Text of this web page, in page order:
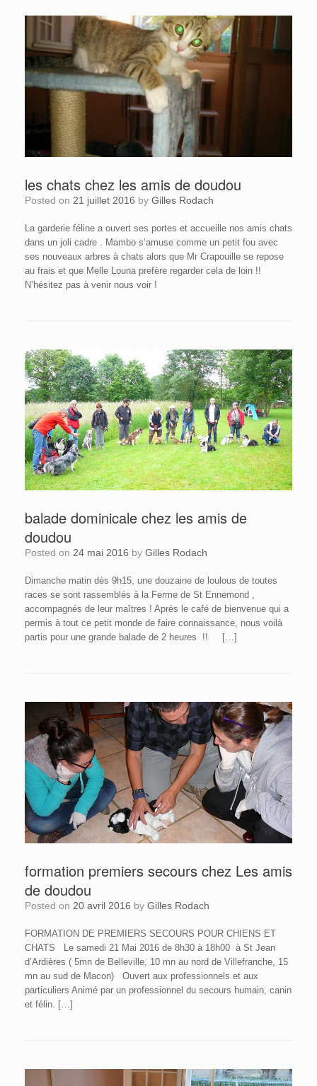
les chats chez les amis de doudou
Posted on 21 juillet 2016 by Gilles Rodach
La garderie féline a ouvert ses portes et accueille nos amis chats
dans un joli cadre . Mambo s’amuse comme un petit fou avec
ses nouveaux arbres à chats alors que Mr Crapouille se repose
au frais et que Melle Louna prefère regarder cela de loin !!
N’hésitez pas à venir nous voir !
balade dominicale chez les amis de
doudou
Posted on 24 mai 2016 by Gilles Rodach
Dimanche matin dès 9h15, une douzaine de loulous de toutes
races se sont rassemblés à la Ferme de St Ennemond ,
accompagnés de leur maîtres ! Après le café de bienvenue qui a
permis à tout ce petit monde de faire connaissance, nous voilà
partis pour une grande balade de 2 heures !! […]
formation premiers secours chez Les amis
de doudou
Posted on 20 avril 2016 by Gilles Rodach
FORMATION DE PREMIERS SECOURS POUR CHIENS ET
CHATS Le samedi 21 Mai 2016 de 8h30 à 18h00 à St Jean
d’Ardières ( 5mn de Belleville, 10 mn au nord de Villefranche, 15
mn au sud de Macon) Ouvert aux professionnels et aux
particuliers Animé par un professionnel du secours humain, canin
et félin. […]